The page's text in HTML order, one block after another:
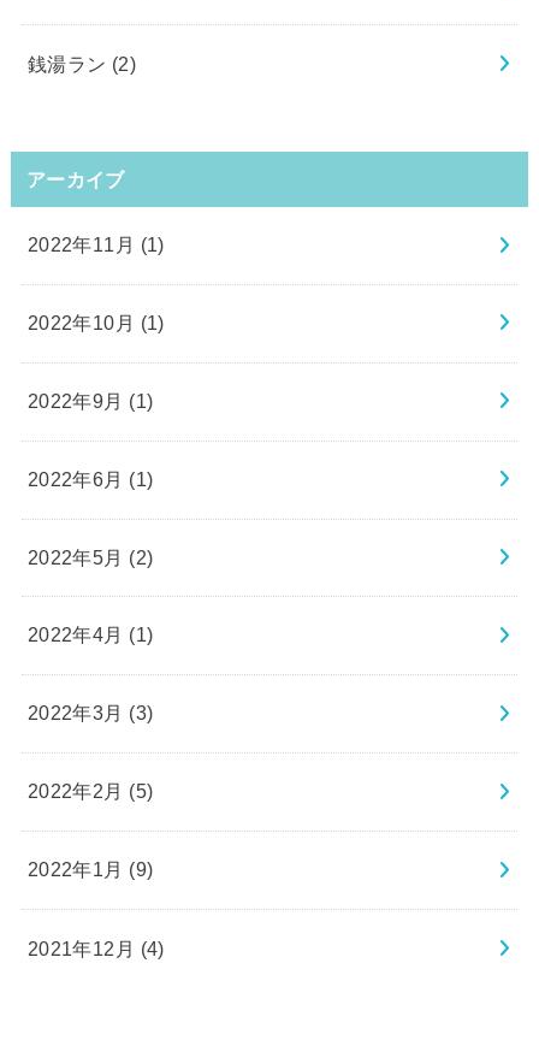
銭湯ラン (2)
アーカイブ
2022年11月 (1)
2022年10月 (1)
2022年9月 (1)
2022年6月 (1)
2022年5月 (2)
2022年4月 (1)
2022年3月 (3)
2022年2月 (5)
2022年1月 (9)
2021年12月 (4)